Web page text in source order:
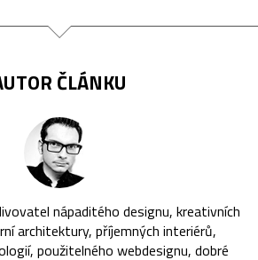
ČLÁNKU
nápaditého designu, kreativních
architektury, příjemných interiérů,
použitelného webdesignu, dobré